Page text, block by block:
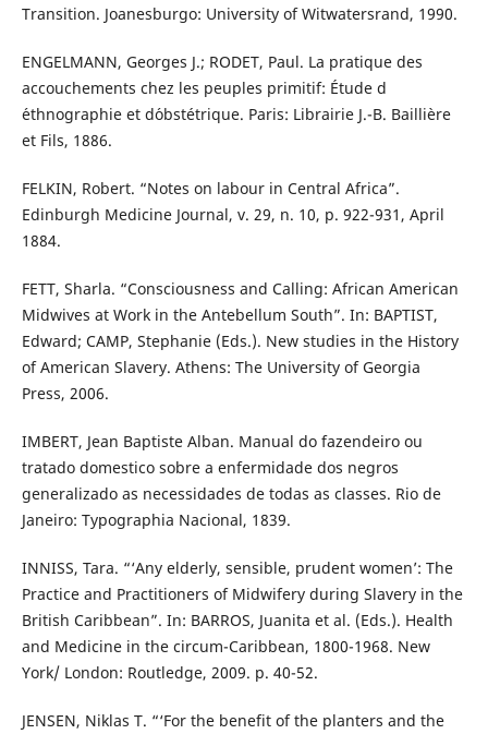
Transition. Joanesburgo: University of Witwatersrand, 1990.
ENGELMANN, Georges J.; RODET, Paul. La pratique des
accouchements chez les peuples primitif: Étude d
´ethnographie et d´obstétrique. Paris: Librairie J.-B. Baillière
et Fils, 1886.
FELKIN, Robert. “Notes on labour in Central Africa”.
Edinburgh Medicine Journal, v. 29, n. 10, p. 922-931, April
1884.
FETT, Sharla. “Consciousness and Calling: African American
Midwives at Work in the Antebellum South”. In: BAPTIST,
Edward; CAMP, Stephanie (Eds.). New studies in the History
of American Slavery. Athens: The University of Georgia
Press, 2006.
IMBERT, Jean Baptiste Alban. Manual do fazendeiro ou
tratado domestico sobre a enfermidade dos negros
generalizado as necessidades de todas as classes. Rio de
Janeiro: Typographia Nacional, 1839.
INNISS, Tara. “‘Any elderly, sensible, prudent women’: The
Practice and Practitioners of Midwifery during Slavery in the
British Caribbean”. In: BARROS, Juanita et al. (Eds.). Health
and Medicine in the circum-Caribbean, 1800-1968. New
York/ London: Routledge, 2009. p. 40-52.
JENSEN, Niklas T. “‘For the benefit of the planters and the